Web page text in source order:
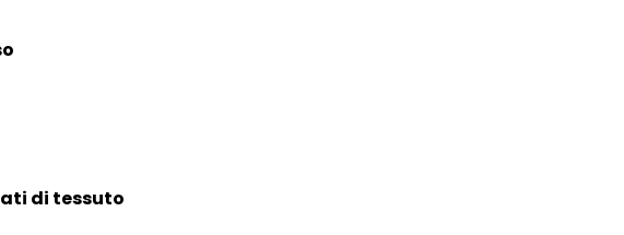
di tessuto